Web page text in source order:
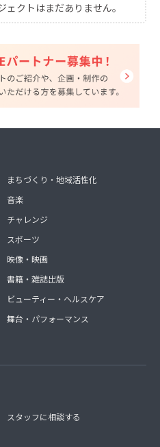
クトはまだありません。
まちづくり・地域活性化
音楽
チャレンジ
スポーツ
映像・映画
書籍・雑誌出版
ビューティー・ヘルスケア
舞台・パフォーマンス
スタッフに相談する